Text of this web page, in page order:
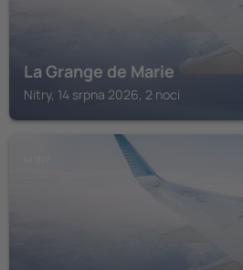
La Grange de Marie
Nitry, 14 srpna 2026, 2 noci